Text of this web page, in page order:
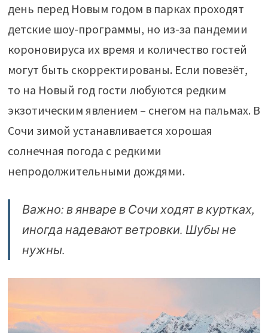
день перед Новым годом в парках проходят
детские шоу-программы, но из-за пандемии
короновируса их время и количество гостей
могут быть скорректированы. Если повезёт,
то на Новый год гости любуются редким
экзотическим явлением – снегом на пальмах. В
Сочи зимой устанавливается хорошая
солнечная погода с редкими
непродолжительными дождями.
Важно: в январе в Сочи ходят в куртках,
иногда надевают ветровки. Шубы не
нужны.